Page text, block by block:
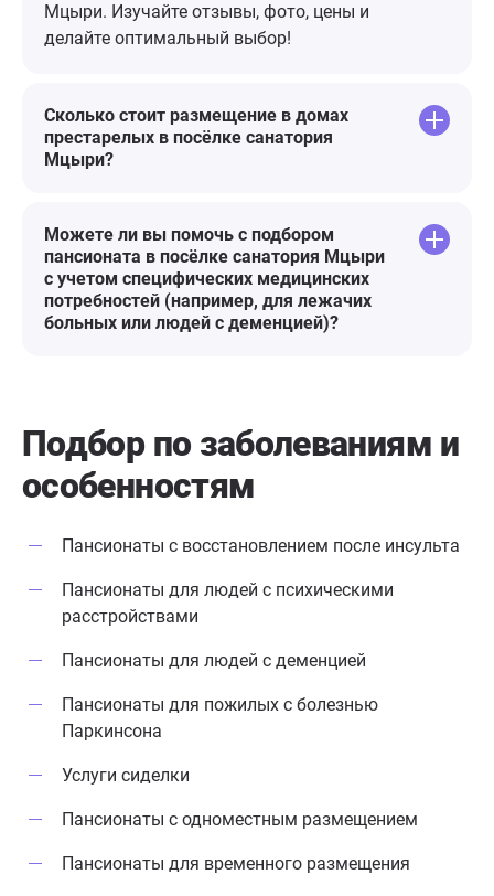
уходе Эльвира Львовна Ангел
коллективу .И огромную
благодарность деректору
"Заботушке" Ирине....С
Мцыри. Изучайте отзывы, фото, цены и
делайте оптимальный выбор!
Сколько стоит размещение в домах
престарелых в посёлке санатория
Мцыри?
Можете ли вы помочь с подбором
пансионата в посёлке санатория Мцыри
с учетом специфических медицинских
потребностей (например, для лежачих
больных или людей с деменцией)?
Подбор по заболеваниям и
особенностям
Пансионаты с восстановлением после инсульта
Пансионаты для людей с психическими
расстройствами
Пансионаты для людей с деменцией
Пансионаты для пожилых с болезнью
Паркинсона
Услуги сиделки
Пансионаты с одноместным размещением
Пансионаты для временного размещения